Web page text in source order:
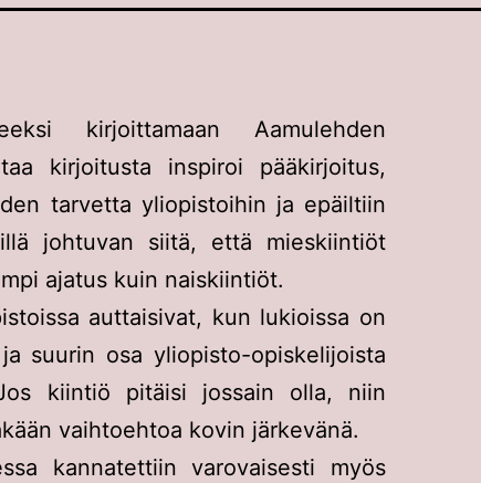
kirjoittamaan Aamulehden
kirjoitusta inspiroi pääkirjoitus,
tarvetta yliopistoihin ja epäiltiin
johtuvan siitä, että mieskiintiöt
ajatus kuin naiskiintiöt.
auttaisivat, kun lukioissa on
suurin osa yliopisto-opiskelijoista
kiintiö pitäisi jossain olla, niin
vaihtoehtoa kovin järkevänä.
kannatettiin varovaisesti myös